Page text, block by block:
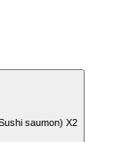
saumon) X2